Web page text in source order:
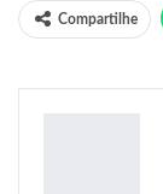
Compartilhe